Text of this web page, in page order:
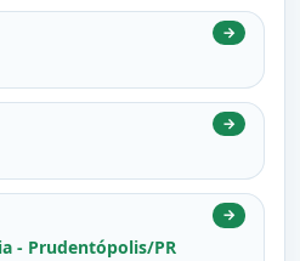
→
→
- Prudentópolis/PR
→